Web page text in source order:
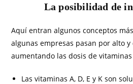
La posibilidad de
Aquí entran algunos conceptos
algunas empresas pasan por alto
aumentando las dosis de
Las vitaminas A, D, E y K son